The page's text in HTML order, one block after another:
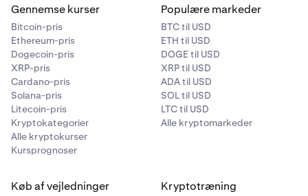
Bemærk: Hvis du har valgt Unified Wallet, vil dine Multi-
M-saldi blive flyttet til din Main wallet, og collateral vil
blive delt mellem Spot Margin- og Multi-M-positioner.
Hovedvisning:
Gennemse kurser
Bitcoin-pris
Ethereum-pris
Dogecoin-pris
XRP-pris
Cardano-pris
Solana-pris
Litecoin-pris
Kryptokategorier
Alle kryptokurser
Kursprognoser
Populære markeder
BTC til USD
ETH til USD
DOGE til USD
XRP til USD
ADA til USD
SOL til USD
LTC til USD
Alle kryptomarkeder
Køb af vejledninger Kryptotræning